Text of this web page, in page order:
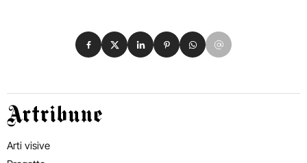
Condividi su Facebook
Condividi su X
Condividi su LinkedIn
Condividi su Pinterest
Condividi su WhatsApp
Condividi su Email
Artribune
Arti visive